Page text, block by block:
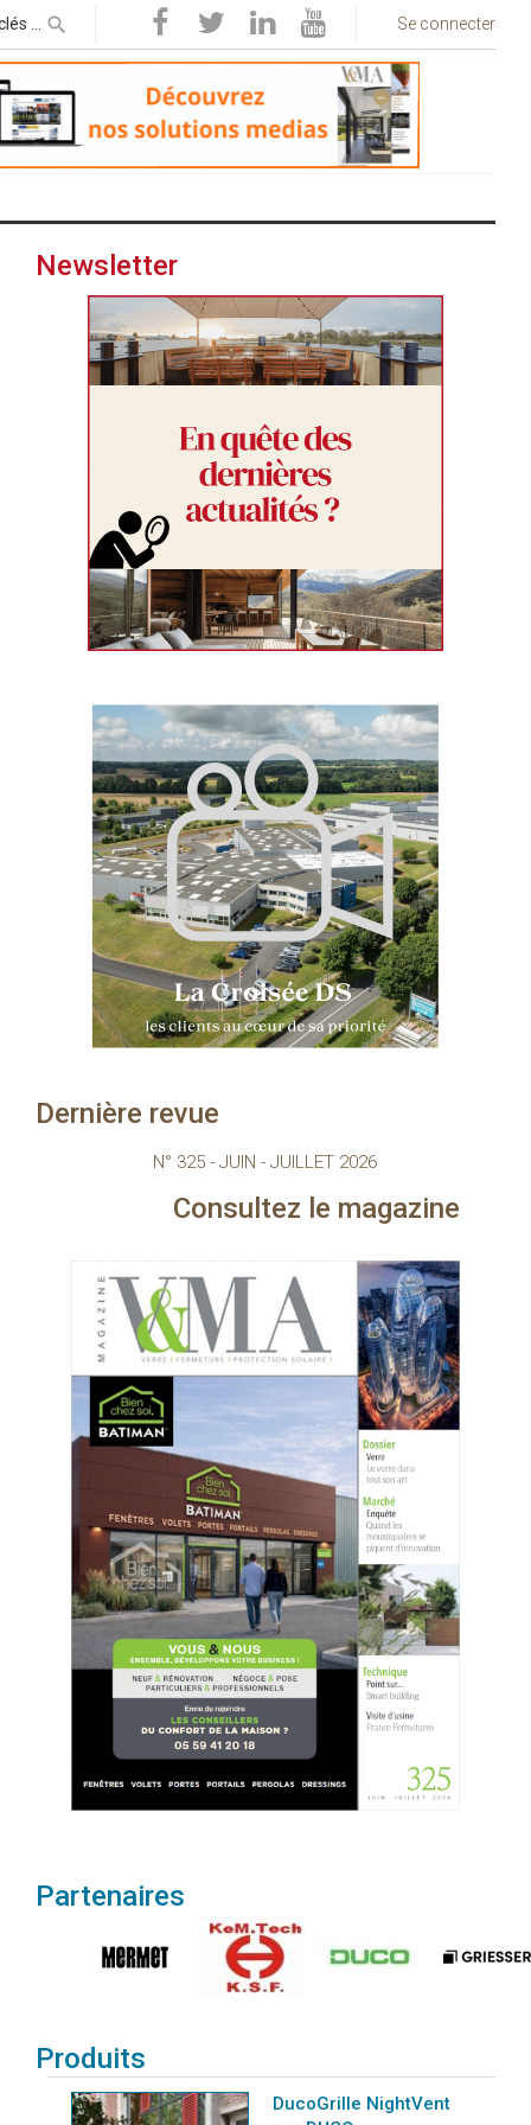
Se connecter
Newsletter
Dernière revue
N° 325 - JUIN - JUILLET 2026
Consultez le magazine
Partenaires
Produits
DucoGrille NightVent